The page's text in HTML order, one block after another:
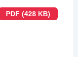
PDF (428 KB)